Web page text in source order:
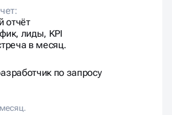
отчёт
лиды, KPI
в месяц.
по запросу